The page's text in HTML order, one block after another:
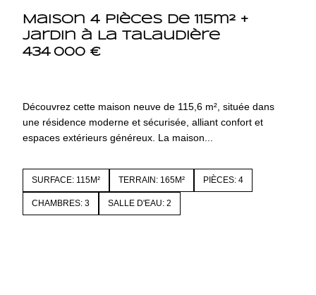
Maison 4 pièces de 115m² +
jardin à La Talaudière
434 000 €
Découvrez cette maison neuve de 115,6 m², située dans
une résidence moderne et sécurisée, alliant confort et
espaces extérieurs généreux. La maison...
SURFACE: 115M² TERRAIN: 165M² PIÈCES: 4
CHAMBRES: 3 SALLE D'EAU: 2